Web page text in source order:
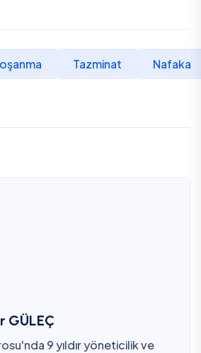
Tazminat Nafaka
GÜLEÇ
9 yıldır yöneticilik ve